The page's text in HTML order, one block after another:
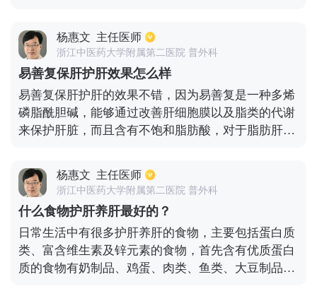
萝卜、黄瓜、西红柿，水果可以选择西瓜、火龙果、
香蕉、山竹、橙子等等。此外，选择选择一些适合患
者的运动，比如游泳和慢跑，跳槽，以及瑜伽都是不
错的选择，这样可以促进新陈代谢，加速体内的循
环，帮助肝脏解毒。饮食上要尽量保持清淡，避免辛
辣刺激的食物，少吃多餐，特别的是不要吃夜宵，可
以在睡前适当的喝一杯无糖的牛奶促进睡眠。
杨惠文 主任医师
浙江中医药大学附属第二医院 普外科
易善复保肝护肝效果怎么样
易善复保肝护肝的效果不错，因为易善复是一种多烯
磷脂酰胆碱，能够通过改善肝细胞膜以及脂类的代谢
来保护肝脏，而且含有不饱和脂肪酸，对于脂肪肝、
定时间的服用效果才能明显，对于短时间服用的患
者，并不会看到明显的作用。
杨惠文 主任医师
浙江中医药大学附属第二医院 普外科
什么食物护肝养肝最好的？
日常生活中有很多护肝养肝的食物，主要包括蛋白质
类、富含维生素及锌元素的食物，首先含有优质蛋白
质的食物有奶制品、鸡蛋、肉类、鱼类、大豆制品、